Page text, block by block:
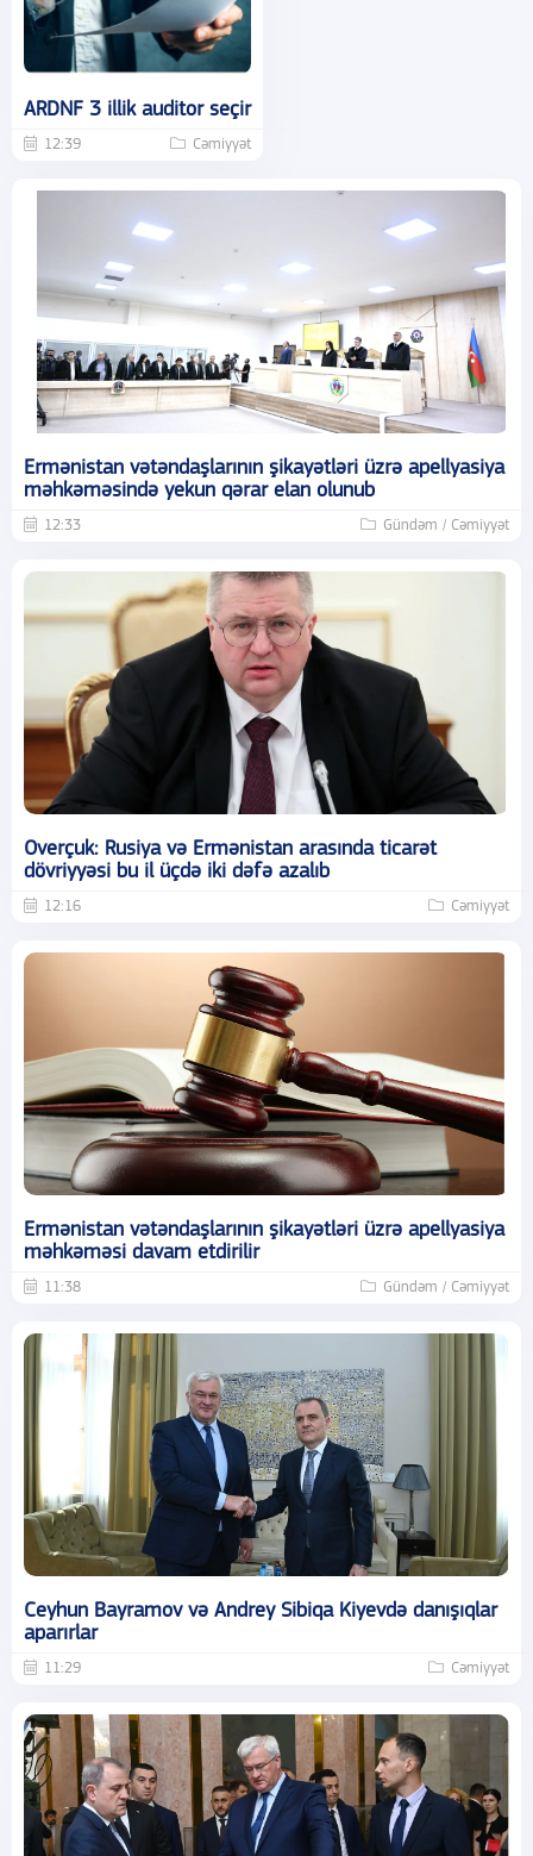
ARDNF 3 illik auditor seçir
12:39 Cəmiyyət
Ermənistan vətəndaşlarının şikayətləri üzrə apellyasiya
məhkəməsində yekun qərar elan olunub
12:33 Gündəm / Cəmiyyət
Overçuk: Rusiya və Ermənistan arasında ticarət
dövriyyəsi bu il üçdə iki dəfə azalıb
12:16 Cəmiyyət
Ermənistan vətəndaşlarının şikayətləri üzrə apellyasiya
məhkəməsi davam etdirilir
11:38 Gündəm / Cəmiyyət
Ceyhun Bayramov və Andrey Sibiqa Kiyevdə danışıqlar
aparırlar
11:29 Cəmiyyət